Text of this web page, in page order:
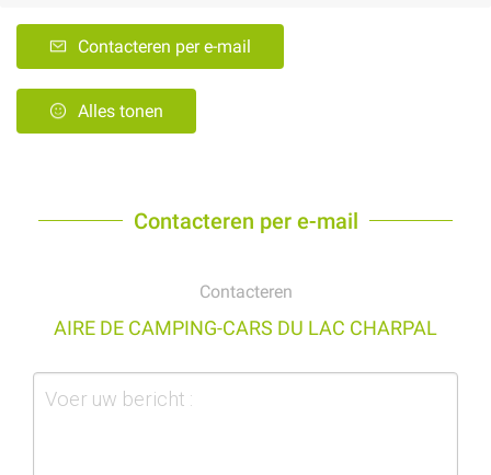
Contacteren per e-mail
Alles tonen
Contacteren per e-mail
Contacteren
AIRE DE CAMPING-CARS DU LAC CHARPAL